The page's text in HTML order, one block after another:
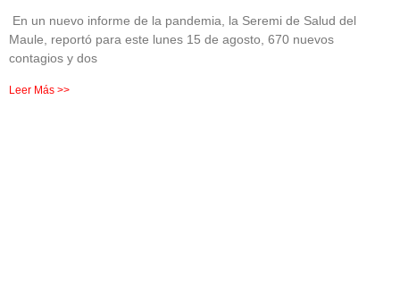
En un nuevo informe de la pandemia, la Seremi de Salud del
Maule, reportó para este lunes 15 de agosto, 670 nuevos
contagios y dos
Leer Más >>